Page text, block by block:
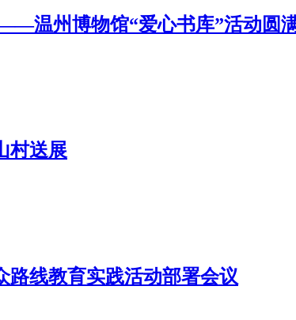
温州博物馆“爱心书库”活动圆
村送展
路线教育实践活动部署会议